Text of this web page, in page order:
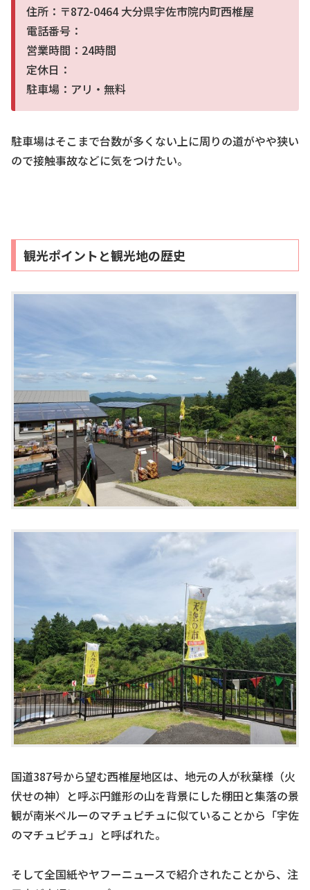
住所：〒872-0464 大分県宇佐市院内町西椎屋
電話番号：
営業時間：24時間
定休日：
駐車場：アリ・無料
駐車場はそこまで台数が多くない上に周りの道がやや狭い
ので接触事故などに気をつけたい。
観光ポイントと観光地の歴史
国道387号から望む西椎屋地区は、地元の人が秋葉様（火
伏せの神）と呼ぶ円錐形の山を背景にした棚田と集落の景
観が南米ペルーのマチュピチュに似ていることから「宇佐
のマチュピチュ」と呼ばれた。
そして全国紙やヤフーニュースで紹介されたことから、注